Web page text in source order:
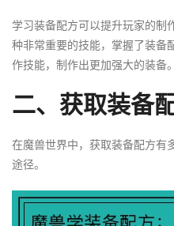
学习装备配方可以提升玩家的制
种非常重要的技能，掌握了装备
作技能，制作出更加强大的装备。
二、获取装备
在魔兽世界中，获取装备配方有
途径。